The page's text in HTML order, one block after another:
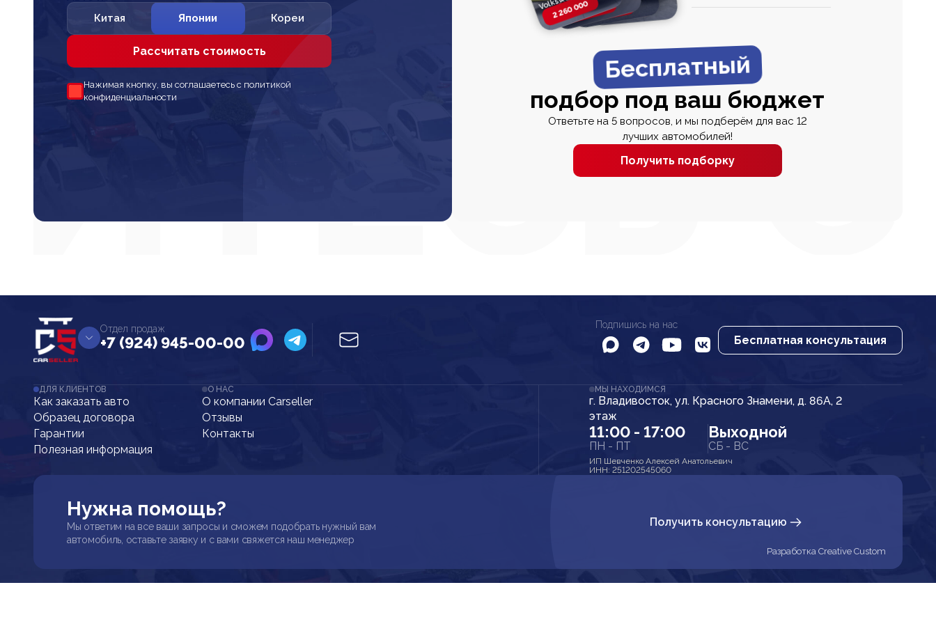
Китая Японии Кореи
Рассчитать стоимость
Нажимая кнопку, вы соглашаетесь с политикой
конфиденциальности
2 260 0002 820 000
2 820 0002 670 000
Бесплатный
подбор под ваш бюджет
Ответьте на 5 вопросов, и мы подберём для вас 12
лучших автомобилей!
Получить подборку
Отдел продаж
+7 (924) 945-00-00
Подпишись на нас
Бесплатная консультация
ДЛЯ КЛИЕНТОВ
Как заказать авто
Образец договора
Гарантии
Полезная информация
О НАС
О компании Carseller
Отзывы
Контакты
МЫ НАХОДИМСЯ
г. Владивосток, ул. Красного Знамени, д. 86А, 2
этаж
11:00 - 17:00
ПН - ПТ
Выходной
СБ - ВС
ИП Шевченко Алексей Анатольевич
ИНН: 251202545060
Нужна помощь?
Мы ответим на все ваши запросы и сможем подобрать нужный вам
автомобиль, оставьте заявку и с вами свяжется наш менеджер
Получить консультацию
Разработка Creative Custom